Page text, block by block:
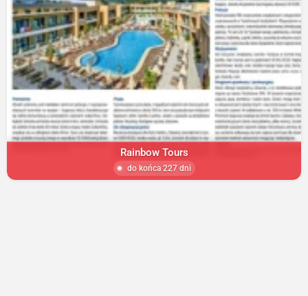
Rainbow Tours
do końca 227 dni